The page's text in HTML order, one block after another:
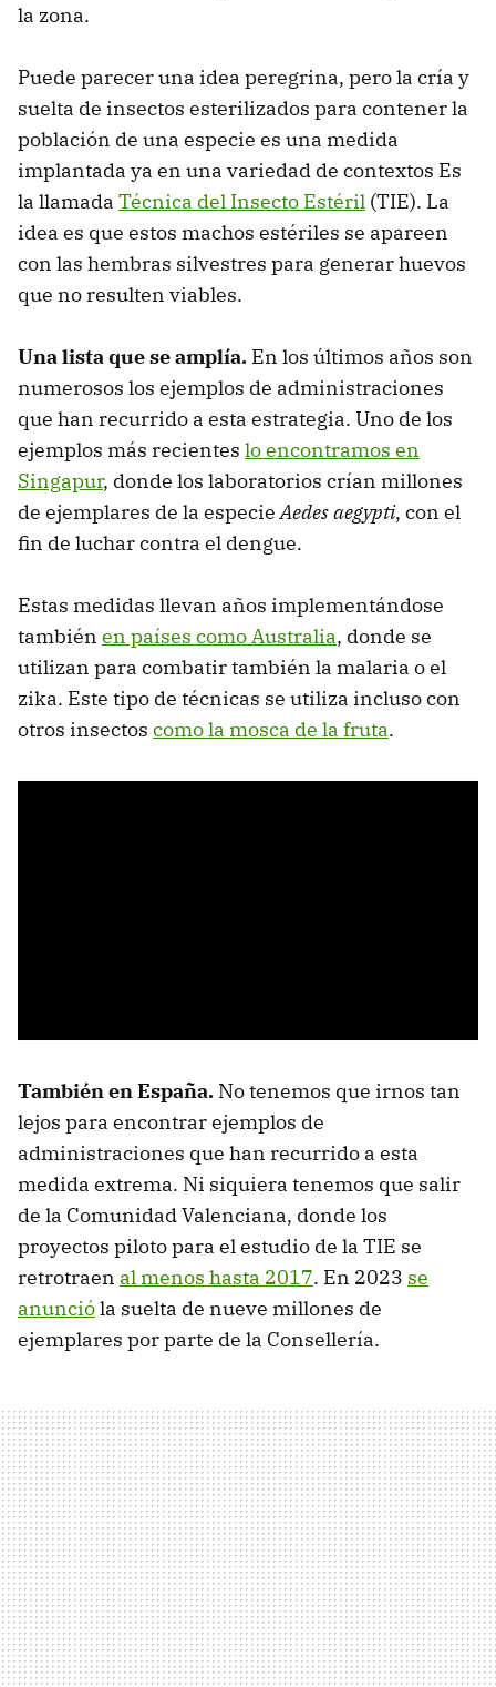
la zona.
Puede parecer una idea peregrina, pero la cría y
suelta de insectos esterilizados para contener la
población de una especie es una medida
implantada ya en una variedad de contextos Es
la llamada Técnica del Insecto Estéril (TIE). La
idea es que estos machos estériles se apareen
con las hembras silvestres para generar huevos
que no resulten viables.
Una lista que se amplía. En los últimos años son
numerosos los ejemplos de administraciones
que han recurrido a esta estrategia. Uno de los
ejemplos más recientes lo encontramos en
Singapur, donde los laboratorios crían millones
de ejemplares de la especieAedes aegypti, con el
fin de luchar contra el dengue.
Estas medidas llevan años implementándose
también en países como Australia, donde se
utilizan para combatir también la malaria o el
zika. Este tipo de técnicas se utiliza incluso con
otros insectos como la mosca de la fruta.
También en España. No tenemos que irnos tan
lejos para encontrar ejemplos de
administraciones que han recurrido a esta
medida extrema. Ni siquiera tenemos que salir
de la Comunidad Valenciana, donde los
proyectos piloto para el estudio de la TIE se
retrotraen al menos hasta 2017. En 2023 se
anuncióla suelta de nueve millones de
ejemplares por parte de la Consellería.